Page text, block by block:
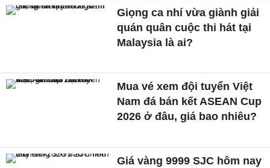
Giọng ca nhí vừa giành giải
quán quân cuộc thi hát tại
Malaysia là ai?
Mua vé xem đội tuyển Việt
Nam đá bán kết ASEAN Cup
2026 ở đâu, giá bao nhiêu?
Giá vàng 9999 SJC hôm nay